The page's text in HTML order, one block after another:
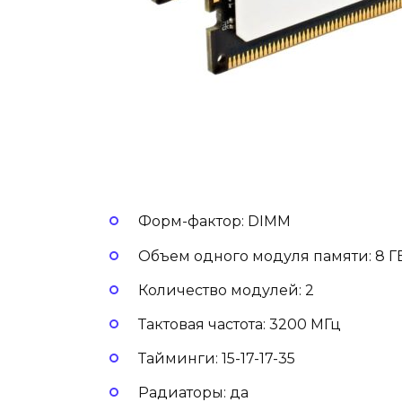
Форм-фактор: DIMM
Объем одного модуля памяти: 8
Количество модулей: 2
Тактовая частота: 3200 МГц
Тайминги: 15-17-17-35
Радиаторы: да